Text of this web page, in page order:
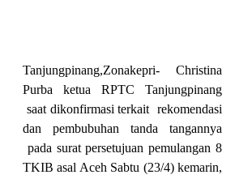
Tanjungpinang,Zonakepri- Christina
Purba ketua RPTC Tanjungpinang
saat dikonfirmasi terkait rekomendasi
dan pembubuhan tanda tangannya
pada surat persetujuan pemulangan 8
TKIB asal Aceh Sabtu (23/4) kemarin,